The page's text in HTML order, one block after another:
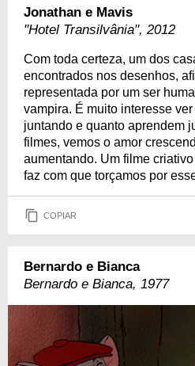
Jonathan e Mavis
"Hotel Transilvânia", 2012
Com toda certeza, um dos
encontrados nos desenhos,
representada por um ser
vampira. É muito interesse
juntando e quanto aprendem
filmes, vemos o amor
aumentando. Um filme
faz com que torçamos por
COPIAR
Bernardo e Bianca
Bernardo e Bianca, 1977